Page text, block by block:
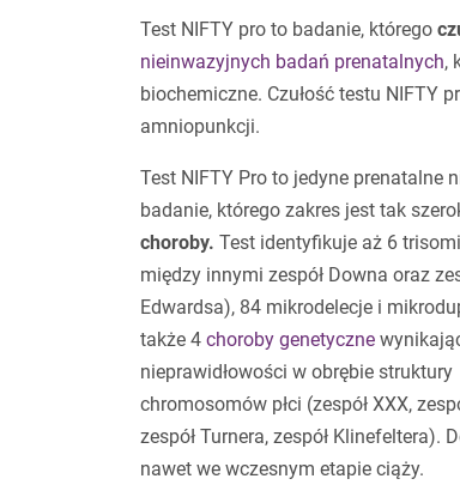
Test NIFTY pro to badanie, którego
nieinwazyjnych badań prenatalnych,
biochemiczne. Czułość testu NIFTY
amniopunkcji.
Test NIFTY Pro to jedyne prenatalne
badanie, którego zakres jest tak
choroby. Test identyfikuje aż 6
między innymi zespół Downa oraz
Edwardsa), 84 mikrodelecje i
także 4 choroby genetyczne
nieprawidłowości w obrębie struktury
chromosomów płci (zespół XXX,
zespół Turnera, zespół
nawet we wczesnym etapie ciąży.